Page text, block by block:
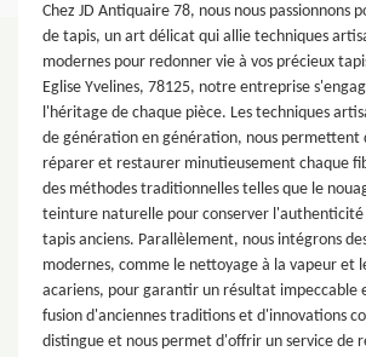
Chez JD Antiquaire 78, nous nous passionnons
de tapis, un art délicat qui allie techniques
modernes pour redonner vie à vos précieux
Eglise Yvelines, 78125, notre entreprise
l'héritage de chaque pièce. Les techniques
de génération en génération, nous permettent
réparer et restaurer minutieusement chaque
des méthodes traditionnelles telles que le
teinture naturelle pour conserver l'authenticité
tapis anciens. Parallèlement, nous intégrons
modernes, comme le nettoyage à la vapeur et
acariens, pour garantir un résultat impeccable
fusion d'anciennes traditions et d'innovations
distingue et nous permet d'offrir un service de